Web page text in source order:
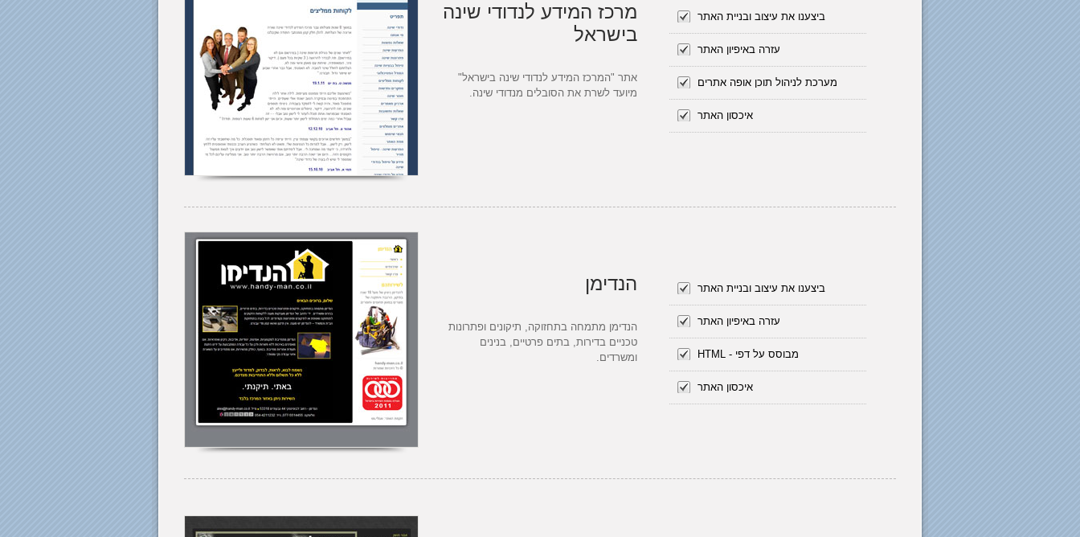
מרכז המידע לנדודי שינה
בישראל
אתר "המרכז המידע לנדודי שינה בישראל"
מיועד לשרת את הסובלים מנדודי שינה.
ביצענו את עיצוב ובניית האתר
עזרה באיפיון האתר
מערכת לניהול תוכן אופה אתרים
איכסון האתר
הנדימן
הנדימן מתמחה בתחזוקה, תיקונים ופתרונות
טכניים בדירות, בתים פרטיים, בנינים
ומשרדים.
ביצענו את עיצוב ובניית האתר
עזרה באיפיון האתר
HTML - מבוסס על דפי
איכסון האתר